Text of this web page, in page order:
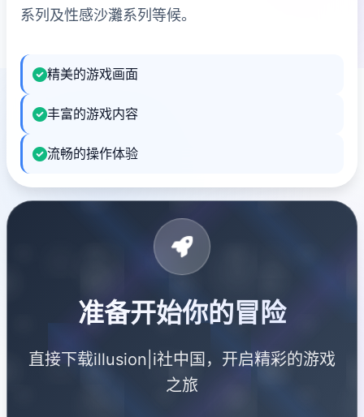
系列及性感沙灘系列等候。
精美的游戏画面
丰富的游戏内容
流畅的操作体验
准备开始你的冒险
直接下载illusion|i社中国，开启精彩的游戏
之旅